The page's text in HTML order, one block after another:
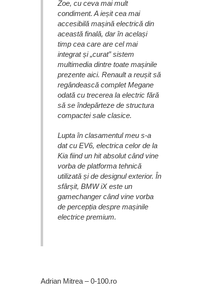
Zoe, cu ceva mai mult
condiment. A ieșit cea mai
accesibilă mașină electrică din
această finală, dar în același
timp cea care are cel mai
integrat și „curat” sistem
multimedia dintre toate mașinile
prezente aici. Renault a reușit să
regândească complet Megane
odată cu trecerea la electric fără
să se îndepărteze de structura
compactei sale clasice.
Lupta în clasamentul meu s-a
dat cu EV6, electrica celor de la
Kia fiind un hit absolut când vine
vorba de platforma tehnică
utilizată și de designul exterior. În
sfârșit, BMW iX este un
gamechanger când vine vorba
de percepția despre mașinile
electrice premium.
Adrian Mitrea – 0-100.ro